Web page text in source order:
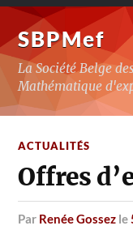
SBPMef
La Société Belge
Mathématique
ACTUALITÉS
Offres
par Renée Gossez le